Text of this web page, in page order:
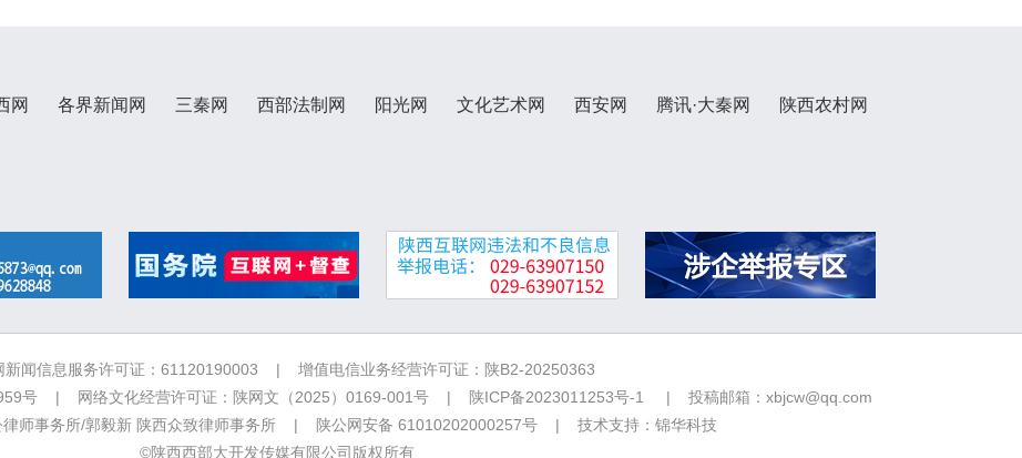
网 各界新闻网 三秦网 西部法制网 阳光网 文化艺术网 西安网 腾讯·大秦网
陕西农村网
新闻信息服务许可证：61120190003 | 增值电信业务经营许可证：陕B2-20250363
号 | 网络文化经营许可证：陕网文（2025）0169-001号 | 陕ICP备2023011253号-1
| 投稿邮箱：xbjcw@qq.com
律师事务所/郭毅新 陕西众致律师事务所 | 陕公网安备 61010202000257号 | 技术支持： 锦华科技
©陕西西部大开发传媒有限公司版权所有